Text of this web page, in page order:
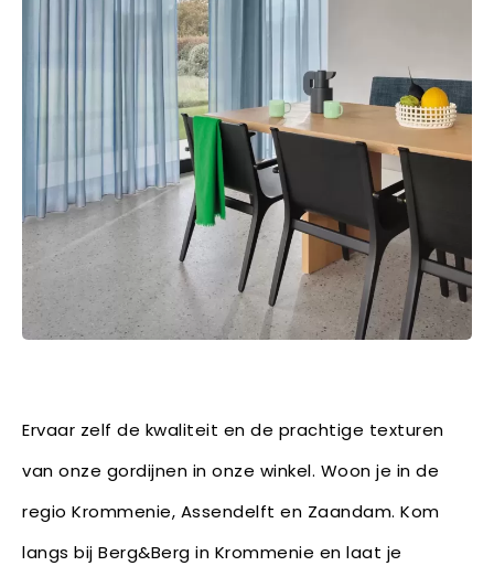
Ervaar zelf de kwaliteit en de prachtige texturen
van onze gordijnen in onze winkel. Woon je in de
regio Krommenie, Assendelft en Zaandam. Kom
langs bij Berg&Berg in Krommenie en laat je